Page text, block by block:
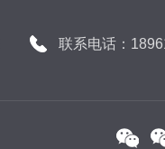
联系电话：